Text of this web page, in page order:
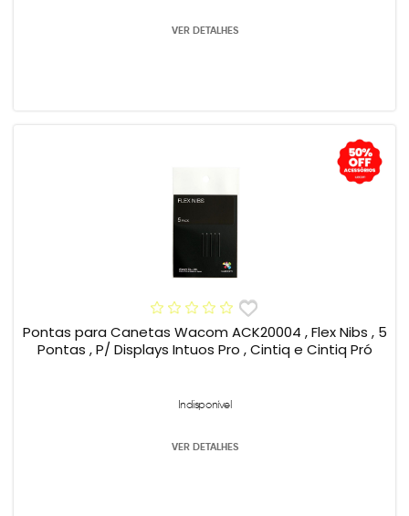
VER DETALHES
Pontas para Canetas Wacom ACK20004 , Flex Nibs , 5
Pontas , P/ Displays Intuos Pro , Cintiq e Cintiq Pró
Indisponível
VER DETALHES